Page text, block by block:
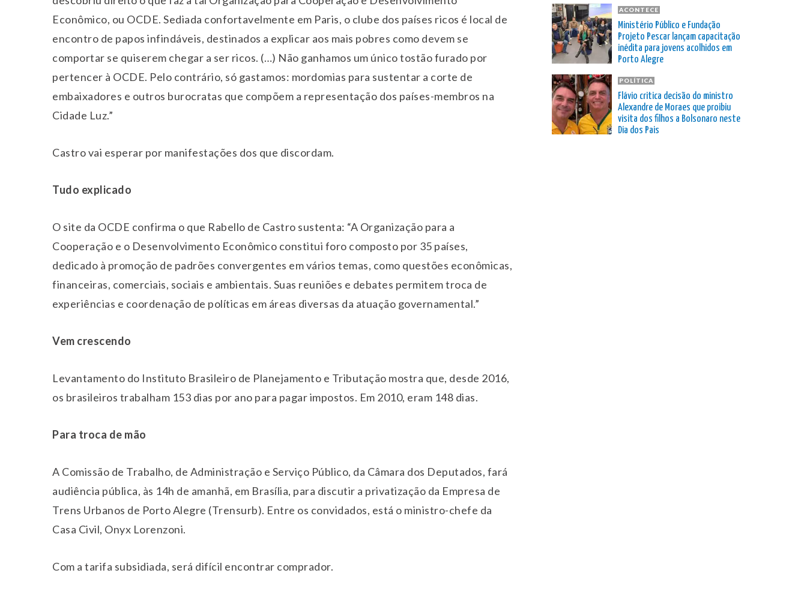
Econômico, ou OCDE. Sediada confortavelmente em Paris, o clube dos países ricos é local de
encontro de papos infindáveis, destinados a explicar aos mais pobres como devem se
comportar se quiserem chegar a ser ricos. (…) Não ganhamos um único tostão furado por
pertencer à OCDE. Pelo contrário, só gastamos: mordomias para sustentar a corte de
embaixadores e outros burocratas que compõem a representação dos países-membros na
Cidade Luz.”
Castro vai esperar por manifestações dos que discordam.
Tudo explicado
O site da OCDE confirma o que Rabello de Castro sustenta: “A Organização para a
Cooperação e o Desenvolvimento Econômico constitui foro composto por 35 países,
dedicado à promoção de padrões convergentes em vários temas, como questões econômicas,
financeiras, comerciais, sociais e ambientais. Suas reuniões e debates permitem troca de
experiências e coordenação de políticas em áreas diversas da atuação governamental.”
Vem crescendo
Levantamento do Instituto Brasileiro de Planejamento e Tributação mostra que, desde 2016,
os brasileiros trabalham 153 dias por ano para pagar impostos. Em 2010, eram 148 dias.
Para troca de mão
A Comissão de Trabalho, de Administração e Serviço Público, da Câmara dos Deputados, fará
audiência pública, às 14h de amanhã, em Brasília, para discutir a privatização da Empresa de
Trens Urbanos de Porto Alegre (Trensurb). Entre os convidados, está o ministro-chefe da
Casa Civil, Onyx Lorenzoni.
Com a tarifa subsidiada, será difícil encontrar comprador.
ACONTECE
Ministério Público e Fundação
Projeto Pescar lançam capacitação
inédita para jovens acolhidos em
Porto Alegre
POLÍTICA
Flávio critica decisão do ministro
Alexandre de Moraes que proibiu
visita dos filhos a Bolsonaro neste
Dia dos Pais